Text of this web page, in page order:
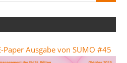
Ausgabe von SUMO #45